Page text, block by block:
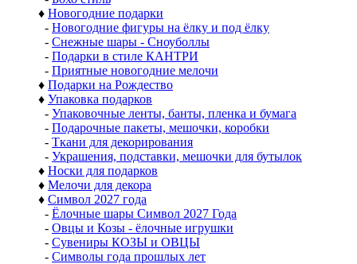
♦ Новогодние подарки
- Новогодние фигуры на ёлку и под ёлку
- Снежные шары - Сноуболлы
- Подарки в стиле КАНТРИ
- Приятные новогодние мелочи
♦ Подарки на Рождество
♦ Упаковка подарков
- Упаковочные ленты, банты, пленка и бумага
- Подарочные пакеты, мешочки, коробки
- Ткани для декорирования
- Украшения, подставки, мешочки для бутылок
♦ Носки для подарков
♦ Мелочи для декора
♦ Символ 2027 года
- Ёлочные шары Символ 2027 Года
- Овцы и Козы - ёлочные игрушки
- Сувениры КОЗЫ и ОВЦЫ
- Символы года прошлых лет